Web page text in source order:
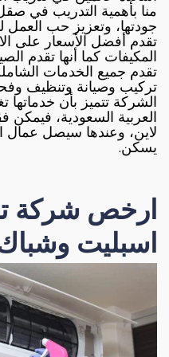
منا بأهمية التدريب في
جودتها، وتعزيز حب العمل
تقدم أفضل الأسعار على
المكيفات كما أنها تقدم
تقدم جميع الخدمات
تركيب وصيانة وتنظيف
الشركة تتميز بأن خدماتها
العربية السعودية،
لاين، وعندها سيصل عمال
يسكن.
ارخص شركة
اسبليت